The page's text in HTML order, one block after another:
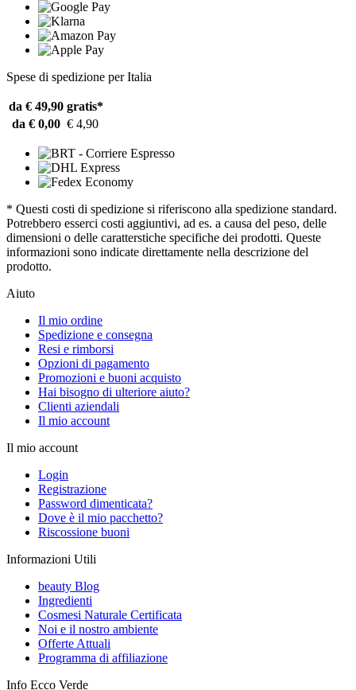
Spese di spedizione per Italia
da € 49,90 gratis*
da € 0,00 € 4,90
* Questi costi di spedizione si riferiscono alla spedizione standard.
Potrebbero esserci costi aggiuntivi, ad es. a causa del peso, delle
dimensioni o delle caratterstiche specifiche dei prodotti. Queste
informazioni sono indicate direttamente nella descrizione del
prodotto.
Aiuto
Il mio ordine
Spedizione e consegna
Resi e rimborsi
Opzioni di pagamento
Promozioni e buoni acquisto
Hai bisogno di ulteriore aiuto?
Clienti aziendali
Il mio account
Il mio account
Login
Registrazione
Password dimenticata?
Dove è il mio pacchetto?
Riscossione buoni
Informazioni Utili
beauty Blog
Ingredienti
Cosmesi Naturale Certificata
Noi e il nostro ambiente
Offerte Attuali
Programma di affiliazione
Info Ecco Verde